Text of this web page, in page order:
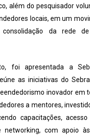
além do pesquisador
locais, em um
da rede
foi apresentada a
as iniciativas do
inovador em
a mentores,
capacitações,
networking, com apoio